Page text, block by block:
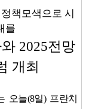
책모색으로 시
를
2025전망
개최
오늘(8일) 프란치